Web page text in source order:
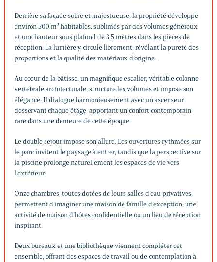
Derrière sa façade sobre et majestueuse, la propriété développe
environ 500 m² habitables, sublimés par des volumes généreux
et une hauteur sous plafond de 3,5 mètres dans les pièces de
réception. La lumière y circule librement, révélant la pureté des
proportions et la qualité des matériaux d’origine.
Au coeur de la bâtisse, un magnifique escalier, véritable colonne
vertébrale architecturale, structure les volumes et impose son
élégance. Il dialogue harmonieusement avec un ascenseur
desservant chaque étage, apportant un confort contemporain
rare dans une demeure de cette époque.
Le double séjour impose son allure. Les ouvertures rythmées sur
le parc invitent le paysage à entrer, tandis que la perspective sur
la piscine prolonge naturellement les espaces de vie vers
l’extérieur.
Onze chambres, toutes dotées de leurs salles d’eau privatives,
permettent d’imaginer une maison de famille d’exception, une
activité de maison d’hôtes confidentielle ou un lieu de réception
inspirant.
Deux bureaux et une bibliothèque viennent compléter cet
ensemble, offrant des espaces de travail ou de contemplation à